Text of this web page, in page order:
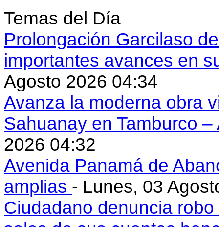
Temas del Día
Prolongación Garcilaso
importantes avances en
Agosto 2026 04:34
Avanza la moderna obra
Sahuanay en Tamburco
2026 04:32
Avenida Panamá de
amplias - Lunes, 03
Ciudadano denuncia